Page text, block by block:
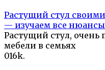
Растущий стул
— изучаем все нюансы
Растущий стул,
мебели в семьях
016k.